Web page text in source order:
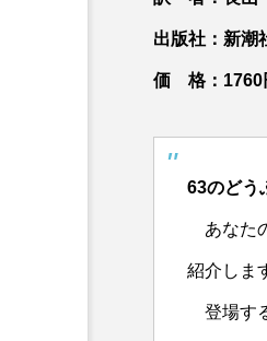
出版社：新潮
価 格：1760
63のどう
あなた
紹介しま
登場す